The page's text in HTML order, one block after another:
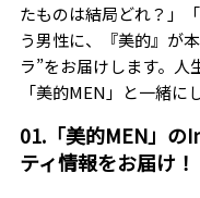
たものは結局どれ？」
う男性に、『美的』が
ラ”をお届けします。人
「美的MEN」と一緒に
01.「美的MEN」の
ティ情報をお届け！